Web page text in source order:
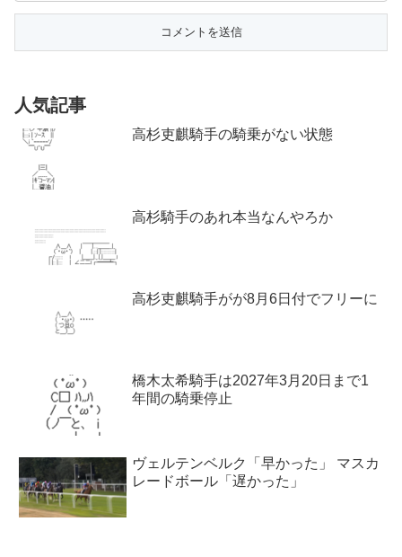
人気記事
高杉吏麒騎手の騎乗がない状態
高杉騎手のあれ本当なんやろか
高杉吏麒騎手がが8月6日付でフリーに
橋木太希騎手は2027年3月20日まで1
年間の騎乗停止
ヴェルテンベルク「早かった」 マスカ
レードボール「遅かった」